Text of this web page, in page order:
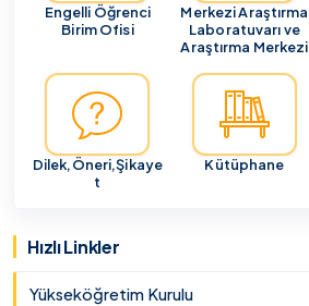
Engelli Öğrenci
Birim Ofisi
Merkezi Araştırma
Laboratuvarı ve
Araştırma Merkezi
Dilek,Öneri,Şikaye
t
Kütüphane
Hızlı Linkler
Yükseköğretim Kurulu